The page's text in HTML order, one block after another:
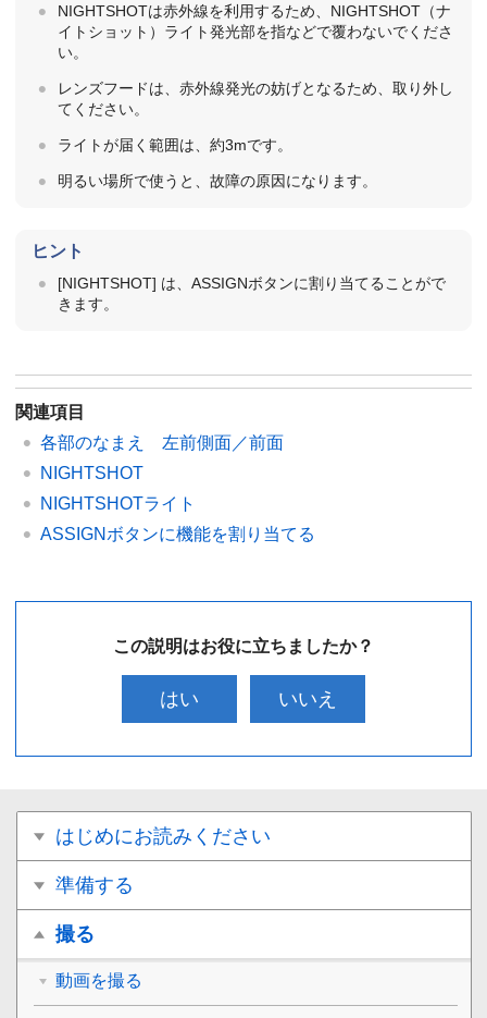
NIGHTSHOTは赤外線を利用するため、NIGHTSHOT（ナ
イトショット）ライト発光部を指などで覆わないでくださ
い。
レンズフードは、赤外線発光の妨げとなるため、取り外し
てください。
ライトが届く範囲は、約3mです。
明るい場所で使うと、故障の原因になります。
ヒント
[NIGHTSHOT] は、ASSIGNボタンに割り当てることがで
きます。
関連項目
各部のなまえ 左前側面／前面
NIGHTSHOT
NIGHTSHOTライト
ASSIGNボタンに機能を割り当てる
この説明はお役に立ちましたか？
はい いいえ
はじめにお読みください
準備する
撮る
動画を撮る